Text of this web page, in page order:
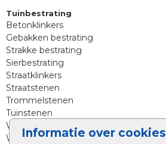
Informatie over cookies
Tuinbestrating
Betonklinkers
Gebakken bestrating
Strakke bestrating
Sierbestrating
Straatklinkers
Straatstenen
Trommelstenen
Tuinstenen
Waalformaat
Wildverband bestrating